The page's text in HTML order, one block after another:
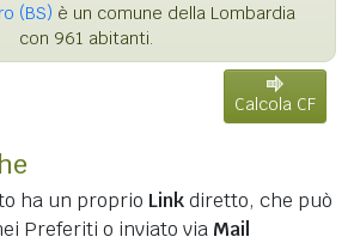
(BS) è un comune della Lombardia
con 961 abitanti.
Calcola CF
ha un proprio Linkdiretto, che può
Preferiti o inviato via Mail